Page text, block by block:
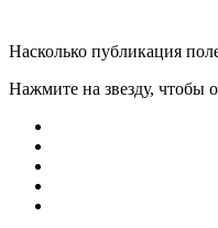
Насколько публикация
Нажмите на звезду, чтобы